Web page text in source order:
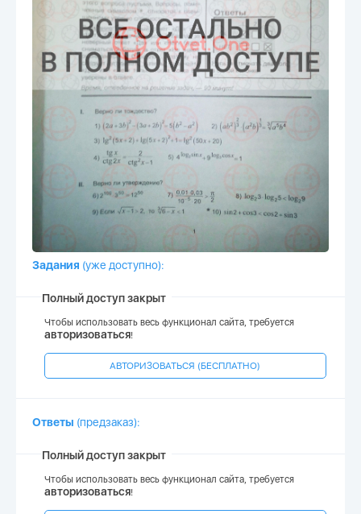
Задания (уже доступно):
Полный доступ закрыт
Чтобы использовать весь функционал сайта, требуется
авторизоваться!
АВТОРИЗОВАТЬСЯ (БЕСПЛАТНО)
Ответы (предзаказ):
Полный доступ закрыт
Чтобы использовать весь функционал сайта, требуется
авторизоваться!